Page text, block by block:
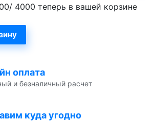
4000 теперь в вашей корзине
оплата
и безналичный расчет
куда угодно